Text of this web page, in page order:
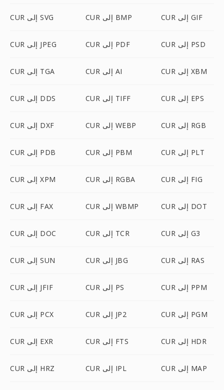
CUR إلى SVG CUR إلى BMP CUR إلى GIF
CUR إلى JPEG CUR إلى PDF CUR إلى PSD
CUR إلى TGA CUR إلى AI CUR إلى XBM
CUR إلى DDS CUR إلى TIFF CUR إلى EPS
CUR إلى DXF CUR إلى WEBP CUR إلى RGB
CUR إلى PDB CUR إلى PBM CUR إلى PLT
CUR إلى XPM CUR إلى RGBA CUR إلى FIG
CUR إلى FAX CUR إلى WBMP CUR إلى DOT
CUR إلى DOC CUR إلى TCR CUR إلى G3
CUR إلى SUN CUR إلى JBG CUR إلى RAS
CUR إلى JFIF CUR إلى PS CUR إلى PPM
CUR إلى PCX CUR إلى JP2 CUR إلى PGM
CUR إلى EXR CUR إلى FTS CUR إلى HDR
CUR إلى HRZ CUR إلى IPL CUR إلى MAP